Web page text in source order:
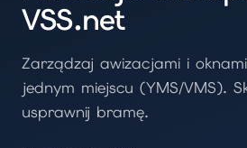
VSS.net
Zarządzaj awizacjami i
jednym miejscu (YMS/VMS).
usprawnij bramę.